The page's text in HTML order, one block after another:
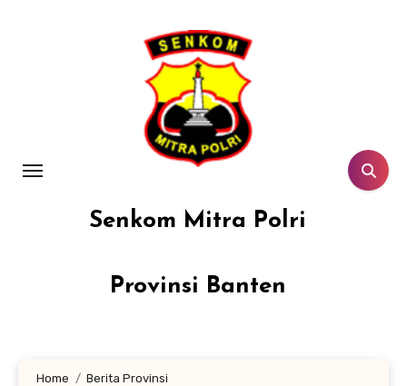
Senkom Mitra Polri
Provinsi Banten
Home
Berita Provinsi